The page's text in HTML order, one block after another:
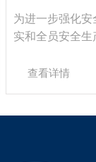
为进一步强化
实和全员安全生
查看详情